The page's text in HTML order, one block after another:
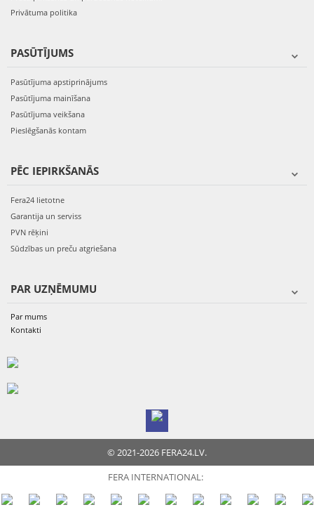
Privātuma politika
PASŪTĪJUMS
Pasūtījuma apstiprinājums
Pasūtījuma mainīšana
Pasūtījuma veikšana
Pieslēgšanās kontam
PĒC IEPIRKŠANĀS
Fera24 lietotne
Garantija un serviss
PVN rēķini
Sūdzības un preču atgriešana
PAR UZŅĒMUMU
Par mums
Kontakti
© 2021-2026 FERA24.LV.
FERA INTERNATIONAL: